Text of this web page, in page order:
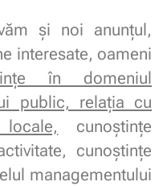
și noi anunțul,
interesate, oameni
în domeniul
public, relația cu
cunoștințe
cunoștințe
managementului